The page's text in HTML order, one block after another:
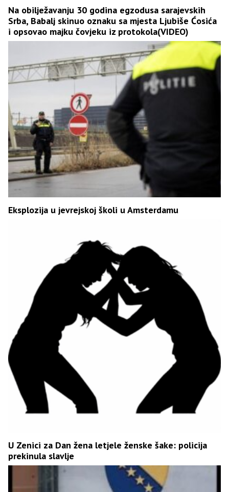
Na obilježavanju 30 godina egzodusa sarajevskih
Srba, Babalj skinuo oznaku sa mjesta Ljubiše Ćosića
i opsovao majku čovjeku iz protokola(VIDEO)
Eksplozija u jevrejskoj školi u Amsterdamu
U Zenici za Dan žena letjele ženske šake: policija
prekinula slavlje